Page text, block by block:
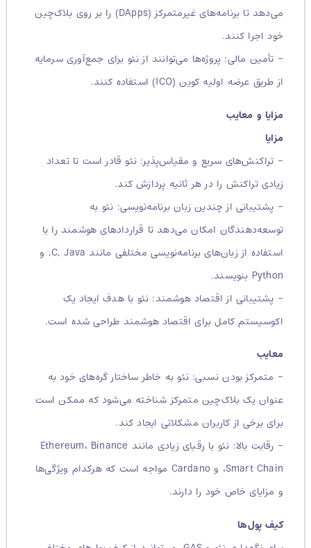
می‌دهد تا برنامه‌های غیرمتمرکز (DApps) را بر روی بلاک‌چین
خود اجرا کنند.
– تأمین مالی: پروژه‌ها می‌توانند از نئو برای جمع‌آوری سرمایه
از طریق عرضه اولیه کوین (ICO) استفاده کنند.
مزایا و معایب
– تراکنش‌های سریع و مقیاس‌پذیر: نئو قادر است تا تعداد
زیادی تراکنش را در هر ثانیه پردازش کند.
– پشتیبانی از چندین زبان برنامه‌نویسی: نئو به
توسعه‌دهندگان امکان می‌دهد تا قراردادهای هوشمند را با
استفاده از زبان‌های برنامه‌نویسی مختلفی مانند C, Java, و
Python بنویسند.
– پشتیبانی از اقتصاد هوشمند: نئو با هدف ایجاد یک
اکوسیستم کامل برای اقتصاد هوشمند طراحی شده است.
معایب
– متمرکز بودن نسبی: نئو به خاطر ساختار گره‌های خود به
عنوان یک بلاک‌چین متمرکز شناخته می‌شود که ممکن است
برای برخی از کاربران مشکلاتی ایجاد کند.
– رقابت بالا: نئو با رقبای زیادی مانند Ethereum، Binance
Smart Chain، و Cardano مواجه است که هرکدام ویژگی‌ها
و مزایای خاص خود را دارند.
کیف پول‌ها